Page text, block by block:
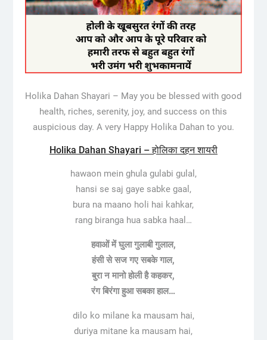
Holika Dahan Shayari – May you be blessed with good
health, riches, serenity, joy, and success on this
auspicious day. A very Happy Holika Dahan to you.
Holika Dahan Shayari – होलिका दहन शायरी
hawaon mein ghula gulabi gulal,
hansi se saj gaye sabke gaal,
bura na maano holi hai kahkar,
rang biranga hua sabka haal…
हवाओं में घुला गुलाबी गुलाल,
हंसी से सज गए सबके गाल,
बुरा न मानो होली है कहकर,
रंग बिरंगा हुआ सबका हाल…
dilo ko milane ka mausam hai,
duriya mitane ka mausam hai,